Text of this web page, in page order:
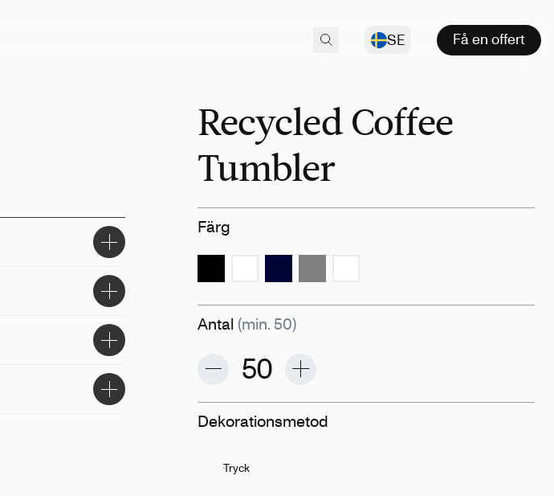
SE Få en offert
Recycled Coffee
Tumbler
Färg
Antal (min. 50)
Dekorationsmetod
Tryck